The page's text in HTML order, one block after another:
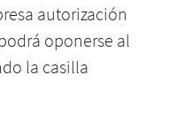
autorización
oponerse al
la casilla